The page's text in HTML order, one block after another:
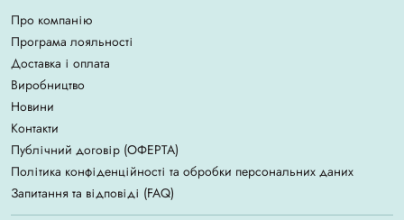
Про компанію
Програма лояльності
Доставка і оплата
Виробництво
Новини
Контакти
Публічний договір (ОФЕРТА)
Політика конфіденційності та обробки персональних даних
Запитання та відповіді (FAQ)